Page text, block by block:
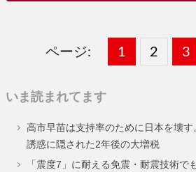
ページ:
固
ー
ジ
1 ,
固
ー
ジ
2 ,
固
ー
ジ
3
いま読まれてます
高市早苗は支持率のために日本を壊
誘惑に隠された2年後の大増税
「震度7」に耐える免震・耐震技術で